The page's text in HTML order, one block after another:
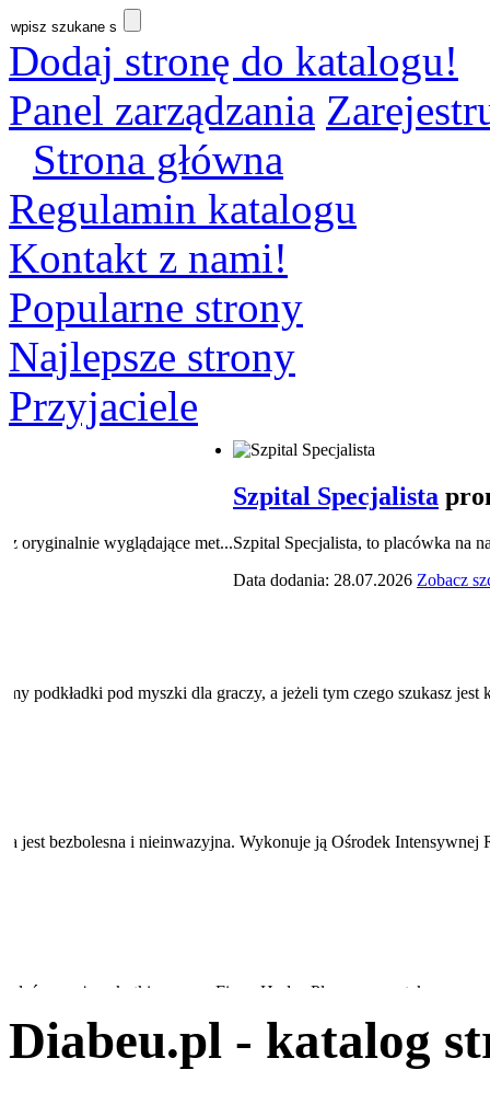
Dodaj stronę do katalogu!
Panel zarządzania
Strona główna
Regulamin katalogu
Kontakt z nami!
Popularne strony
Najlepsze strony
Przyjaciele
oryginalnie wyglądające met...
Szpital Specjalista
Szpital Specjalista, to placówka na
Data dodania: 28.07.2026 Zobacz
pod myszki dla graczy, a jeżeli tym czego szukasz
bezbolesna i nieinwazyjna. Wykonuje ją Ośrodek
poważne skutki prawne. Firma Hydro-Plan pomaga takowe
Diabeu.pl - katalog